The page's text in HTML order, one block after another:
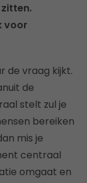
voor
de vraag kijkt.
de
stelt zul je
bereiken
mis je
centraal
omgaat en